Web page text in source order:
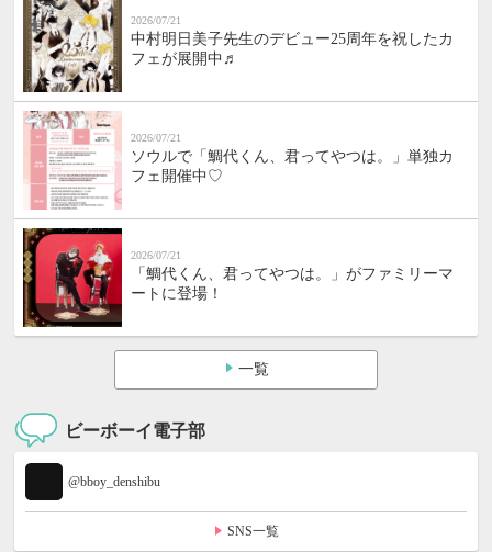
2026/07/21
中村明日美子先生のデビュー25周年を祝したカ
フェが展開中♬
2026/07/21
ソウルで「鯛代くん、君ってやつは。」単独カ
フェ開催中♡
2026/07/21
「鯛代くん、君ってやつは。」がファミリーマ
ートに登場！
一覧
ビーボーイ電子部
@bboy_denshibu
SNS一覧